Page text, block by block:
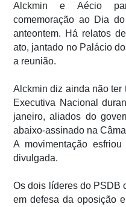
Alckmin e Aécio
comemoração ao Dia
anteontem. Há relatos
ato, jantado no Palácio
a reunião.
Alckmin diz ainda não ter
Executiva Nacional
janeiro, aliados do
abaixo-assinado na
A movimentação
divulgada.
Os dois líderes do PSDB
em defesa da oposição